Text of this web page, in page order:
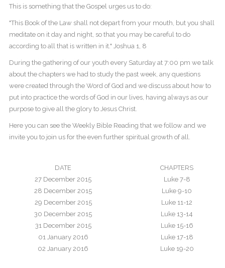
This is something that the Gospel urges us to do:
"This Book of the Law shall not depart from your mouth, but you shall
meditate on it day and night, so that you may be careful to do
according to all that is written in it." Joshua 1, 8
During the gathering of our youth every Saturday at 7:00 pm we talk
about the chapters we had to study the past week, any questions
were created through the Word of God and we discuss about how to
put into practice the words of God in our lives, having always as our
purpose to give all the glory to Jesus Christ.
Here you can see the Weekly Bible Reading that we follow and we
invite you to join us for the even further spiritual growth of all.
DATE
CHAPTERS
27 December 2015
Luke 7-8
28 December 2015
Luke 9-10
29 December 2015
Luke 11-12
30 December 2015
Luke 13-14
31 December 2015
Luke 15-16
01 January 2016
Luke 17-18
02 January 2016
Luke 19-20